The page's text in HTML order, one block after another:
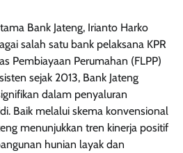
Bank Jateng, Irianto Harko
salah satu bank pelaksana KPR
Pembiayaan Perumahan (FLPP)
sejak 2013, Bank Jateng
dalam penyaluran
Baik melalui skema konvensional
menunjukkan tren kinerja positif
hunian layak dan